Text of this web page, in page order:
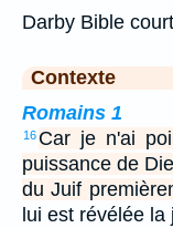
Darby Bible
Contexte
Romains 1
16 Car je n'ai
puissance de
du Juif
lui est révélée